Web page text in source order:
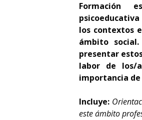
Formación
los contextos
ámbito
presentar
labor de los/
importancia de
Incluye:
este ámbito